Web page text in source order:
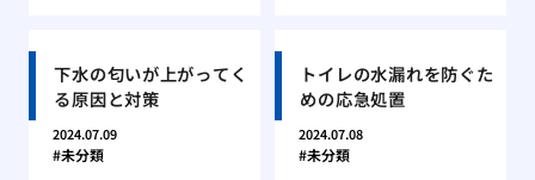
下水の匂いが上がってく
る原因と対策
2024.07.09
未分類
トイレの水漏れを防ぐた
めの応急処置
2024.07.08
未分類